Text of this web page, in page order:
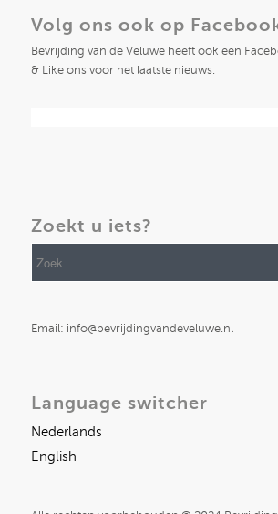
Volg ons ook op
Bevrijding van de Veluwe heeft ook een
& Like ons voor het laatste nieuws.
Zoekt u iets?
Email: info@bevrijdingvandeveluwe.nl
Language switcher
Nederlands
English